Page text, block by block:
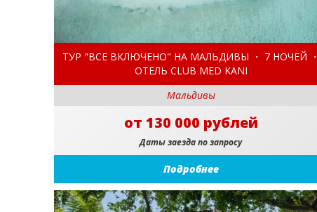
ТУР "ВСЕ ВКЛЮЧЕНО" НА МАЛЬДИВЫ ・ 7 НОЧЕЙ ・
ОТЕЛЬ CLUB MED KANI
Мальдивы
от 130 000 рублей
Даты заезда по запросу
Подробнее